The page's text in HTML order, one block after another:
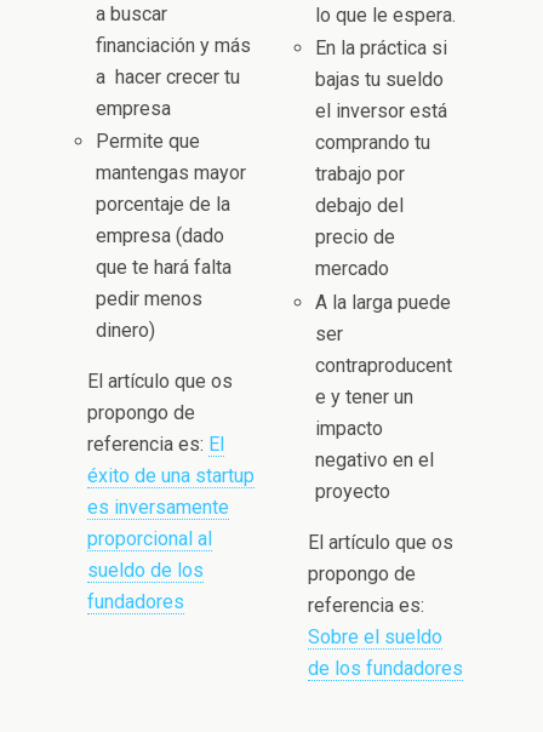
a buscar
financiación y más
a hacer crecer tu
empresa
Permite que
mantengas mayor
porcentaje de la
empresa (dado
que te hará falta
pedir menos
dinero)
El artículo que os
propongo de
referencia es: El
éxito de una startup
es inversamente
proporcional al
sueldo de los
fundadores
lo que le espera.
En la práctica si
bajas tu sueldo
el inversor está
comprando tu
trabajo por
debajo del
precio de
mercado
A la larga puede
ser
contraproducent
e y tener un
impacto
negativo en el
proyecto
El artículo que os
propongo de
referencia es:
Sobre el sueldo
de los fundadores